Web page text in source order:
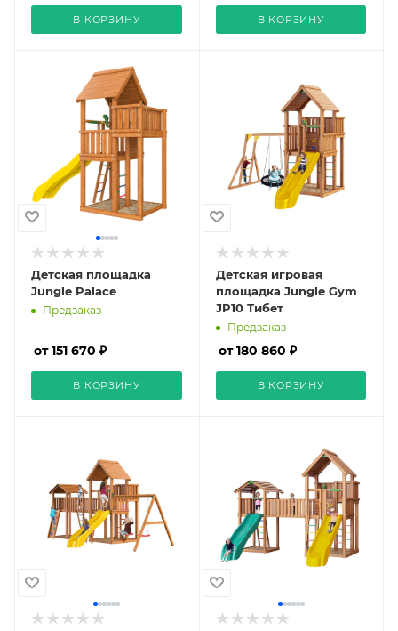
В КОРЗИНУ В КОРЗИНУ
Детская площадка
Jungle Palace
Предзаказ
от 151 670 ₽
В КОРЗИНУ
Детская игровая
площадка Jungle Gym
JP10 Тибет
Предзаказ
от 180 860 ₽
В КОРЗИНУ